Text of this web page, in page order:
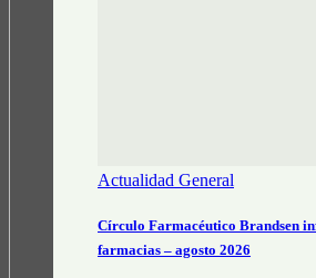
Actualidad General
Círculo Farmacéutico Brandsen
farmacias – agosto 2026